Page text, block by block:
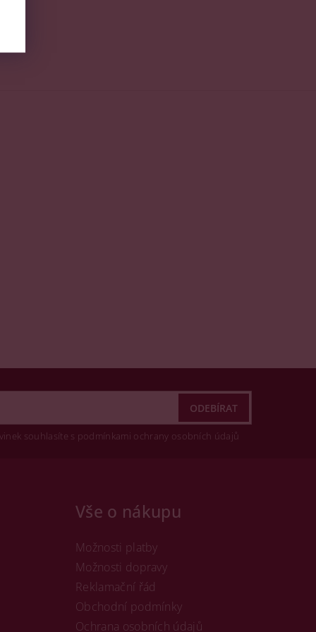
souhlasíte s podmínkami ochrany osobních údajů
Vše o nákupu
Možnosti platby
Možnosti dopravy
Reklamační řád
Obchodní podmínky
Ochrana osobních údajů